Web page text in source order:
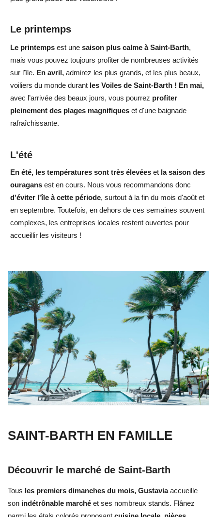
Le printemps
Le printemps est une saison plus calme à Saint-Barth,
mais vous pouvez toujours profiter de nombreuses activités
sur l'île. En avril, admirez les plus grands, et les plus beaux,
voiliers du monde durant les Voiles de Saint-Barth ! En mai,
avec l’arrivée des beaux jours, vous pourrez profiter
pleinement des plages magnifiques et d'une baignade
rafraîchissante.
L'été
En été, les températures sont très élevées et la saison des
ouragans est en cours. Nous vous recommandons donc
d'éviter l'île à cette période, surtout à la fin du mois d'août et
en septembre. Toutefois, en dehors de ces semaines souvent
complexes, les entreprises locales restent ouvertes pour
accueillir les visiteurs !
SAINT-BARTH EN FAMILLE
Découvrir le marché de Saint-Barth
Tous les premiers dimanches du mois, Gustaviaaccueille
son indétrônable marché et ses nombreux stands. Flânez